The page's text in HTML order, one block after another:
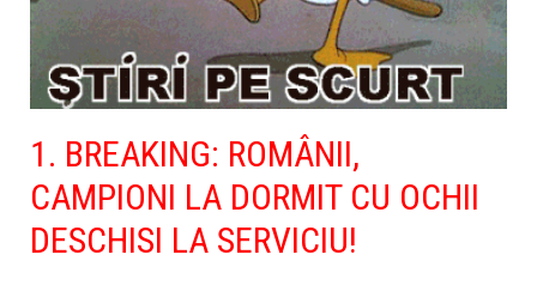
1. BREAKING: ROMÂNII,
CAMPIONI LA DORMIT CU OCHII
DESCHISI LA SERVICIU!